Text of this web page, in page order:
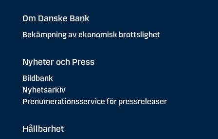
Om Danske Bank
Bekämpning av ekonomisk brottslighet
Nyheter och Press
Bildbank
Nyhetsarkiv
Prenumerationsservice för pressreleaser
Hållbarhet